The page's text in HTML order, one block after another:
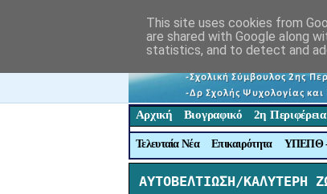
Αρχική Βιογραφικό 2η
Τελευταία Νέα Επικαιρότητα ΥΠΕΠΘ
ΑΥΤΟΒΕΛΤΙΩΣΗ/ΚΑΛΥΤΕΡΗ
This site uses cookies from
are shared with Google along
statistics, and to detect and